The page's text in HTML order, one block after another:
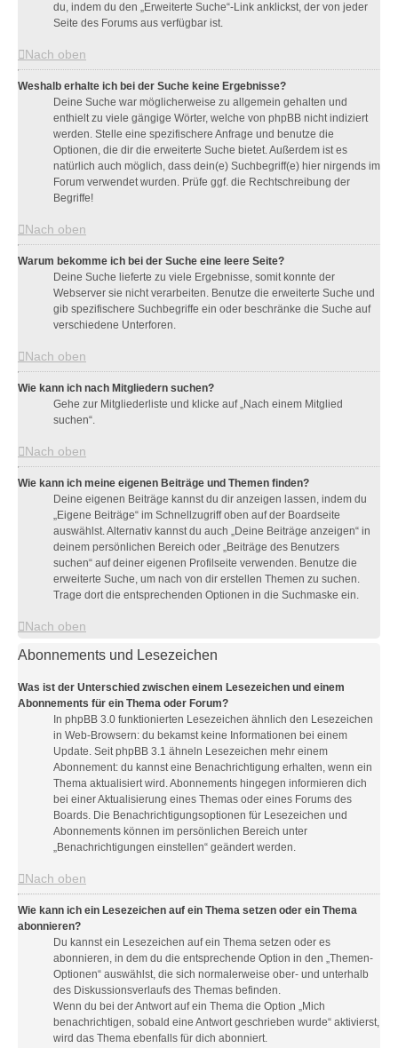
du, indem du den „Erweiterte Suche“-Link anklickst, der von jeder
Seite des Forums aus verfügbar ist.
Nach oben
Weshalb erhalte ich bei der Suche keine Ergebnisse?
Deine Suche war möglicherweise zu allgemein gehalten und
enthielt zu viele gängige Wörter, welche von phpBB nicht indiziert
werden. Stelle eine spezifischere Anfrage und benutze die
Optionen, die dir die erweiterte Suche bietet. Außerdem ist es
natürlich auch möglich, dass dein(e) Suchbegriff(e) hier nirgends im
Forum verwendet wurden. Prüfe ggf. die Rechtschreibung der
Begriffe!
Nach oben
Warum bekomme ich bei der Suche eine leere Seite?
Deine Suche lieferte zu viele Ergebnisse, somit konnte der
Webserver sie nicht verarbeiten. Benutze die erweiterte Suche und
gib spezifischere Suchbegriffe ein oder beschränke die Suche auf
verschiedene Unterforen.
Nach oben
Wie kann ich nach Mitgliedern suchen?
Gehe zur Mitgliederliste und klicke auf „Nach einem Mitglied
suchen“.
Nach oben
Wie kann ich meine eigenen Beiträge und Themen finden?
Deine eigenen Beiträge kannst du dir anzeigen lassen, indem du
„Eigene Beiträge“ im Schnellzugriff oben auf der Boardseite
auswählst. Alternativ kannst du auch „Deine Beiträge anzeigen“ in
deinem persönlichen Bereich oder „Beiträge des Benutzers
suchen“ auf deiner eigenen Profilseite verwenden. Benutze die
erweiterte Suche, um nach von dir erstellen Themen zu suchen.
Trage dort die entsprechenden Optionen in die Suchmaske ein.
Nach oben
Abonnements und Lesezeichen
Was ist der Unterschied zwischen einem Lesezeichen und einem
Abonnements für ein Thema oder Forum?
In phpBB 3.0 funktionierten Lesezeichen ähnlich den Lesezeichen
in Web-Browsern: du bekamst keine Informationen bei einem
Update. Seit phpBB 3.1 ähneln Lesezeichen mehr einem
Abonnement: du kannst eine Benachrichtigung erhalten, wenn ein
Thema aktualisiert wird. Abonnements hingegen informieren dich
bei einer Aktualisierung eines Themas oder eines Forums des
Boards. Die Benachrichtigungsoptionen für Lesezeichen und
Abonnements können im persönlichen Bereich unter
„Benachrichtigungen einstellen“ geändert werden.
Nach oben
Wie kann ich ein Lesezeichen auf ein Thema setzen oder ein Thema
abonnieren?
Du kannst ein Lesezeichen auf ein Thema setzen oder es
abonnieren, in dem du die entsprechende Option in den „Themen-
Optionen“ auswählst, die sich normalerweise ober- und unterhalb
des Diskussionsverlaufs des Themas befinden.
Wenn du bei der Antwort auf ein Thema die Option „Mich
benachrichtigen, sobald eine Antwort geschrieben wurde“ aktivierst,
wird das Thema ebenfalls für dich abonniert.